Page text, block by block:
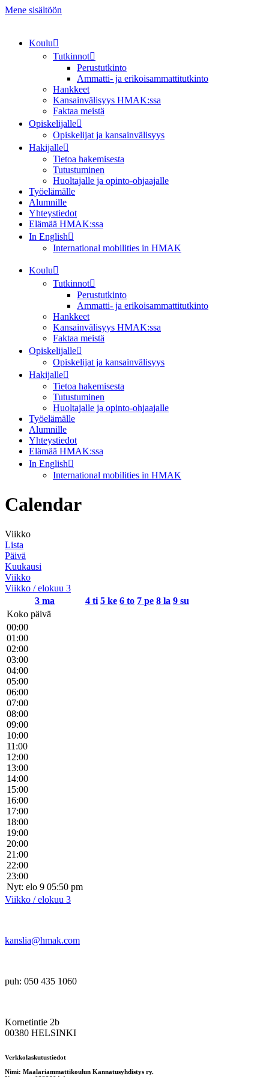
Mene sisältöön
Koulu
Tutkinnot
Perustutkinto
Ammatti- ja erikoisammattitutkinto
Hankkeet
Kansainvälisyys HMAK:ssa
Faktaa meistä
Opiskelijalle
Opiskelijat ja kansainvälisyys
Hakijalle
Tietoa hakemisesta
Tutustuminen
Huoltajalle ja opinto-ohjaajalle
Työelämälle
Alumnille
Yhteystiedot
Elämää HMAK:ssa
In English
International mobilities in HMAK
Koulu
Tutkinnot
Perustutkinto
Ammatti- ja erikoisammattitutkinto
Hankkeet
Kansainvälisyys HMAK:ssa
Faktaa meistä
Opiskelijalle
Opiskelijat ja kansainvälisyys
Hakijalle
Tietoa hakemisesta
Tutustuminen
Huoltajalle ja opinto-ohjaajalle
Työelämälle
Alumnille
Yhteystiedot
Elämää HMAK:ssa
In English
International mobilities in HMAK
Calendar
Viikko
Lista
Päivä
Kuukausi
Viikko
Viikko / elokuu 3
3 ma 4 ti 5 ke 6 to 7 pe 8 la 9 su
Koko päivä
00:00
01:00
02:00
03:00
04:00
05:00
06:00
07:00
08:00
09:00
10:00
11:00
12:00
13:00
14:00
15:00
16:00
17:00
18:00
19:00
20:00
21:00
22:00
23:00
Nyt: elo 9 05:50 pm
Viikko / elokuu 3
kanslia@hmak.com
puh: 050 435 1060
Kornetintie 2b
00380 HELSINKI
Verkkolaskutustiedot
Nimi: Maalariammattikoulun Kannatusyhdistys ry.